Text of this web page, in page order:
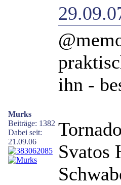
Murks
Beiträge: 1382
Dabei seit:
21.09.06
ihn -
Svatos